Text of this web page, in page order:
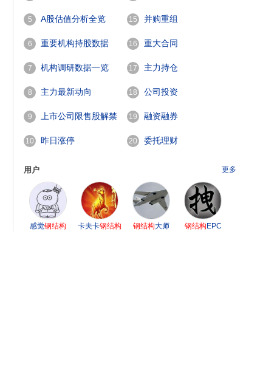
5 A股估值分析全览
6 重要机构持股数据
7 机构调研数据一览
8 主力最新动向
9 上市公司限售股解禁
一览
10 昨日涨停
15 并购重组
16 重大合同
17 主力持仓
18 公司投资
19 融资融券
20 委托理财
用户 更多
感觉钢结构 卡夫卡钢结构 钢结构大师 钢结构 EPC